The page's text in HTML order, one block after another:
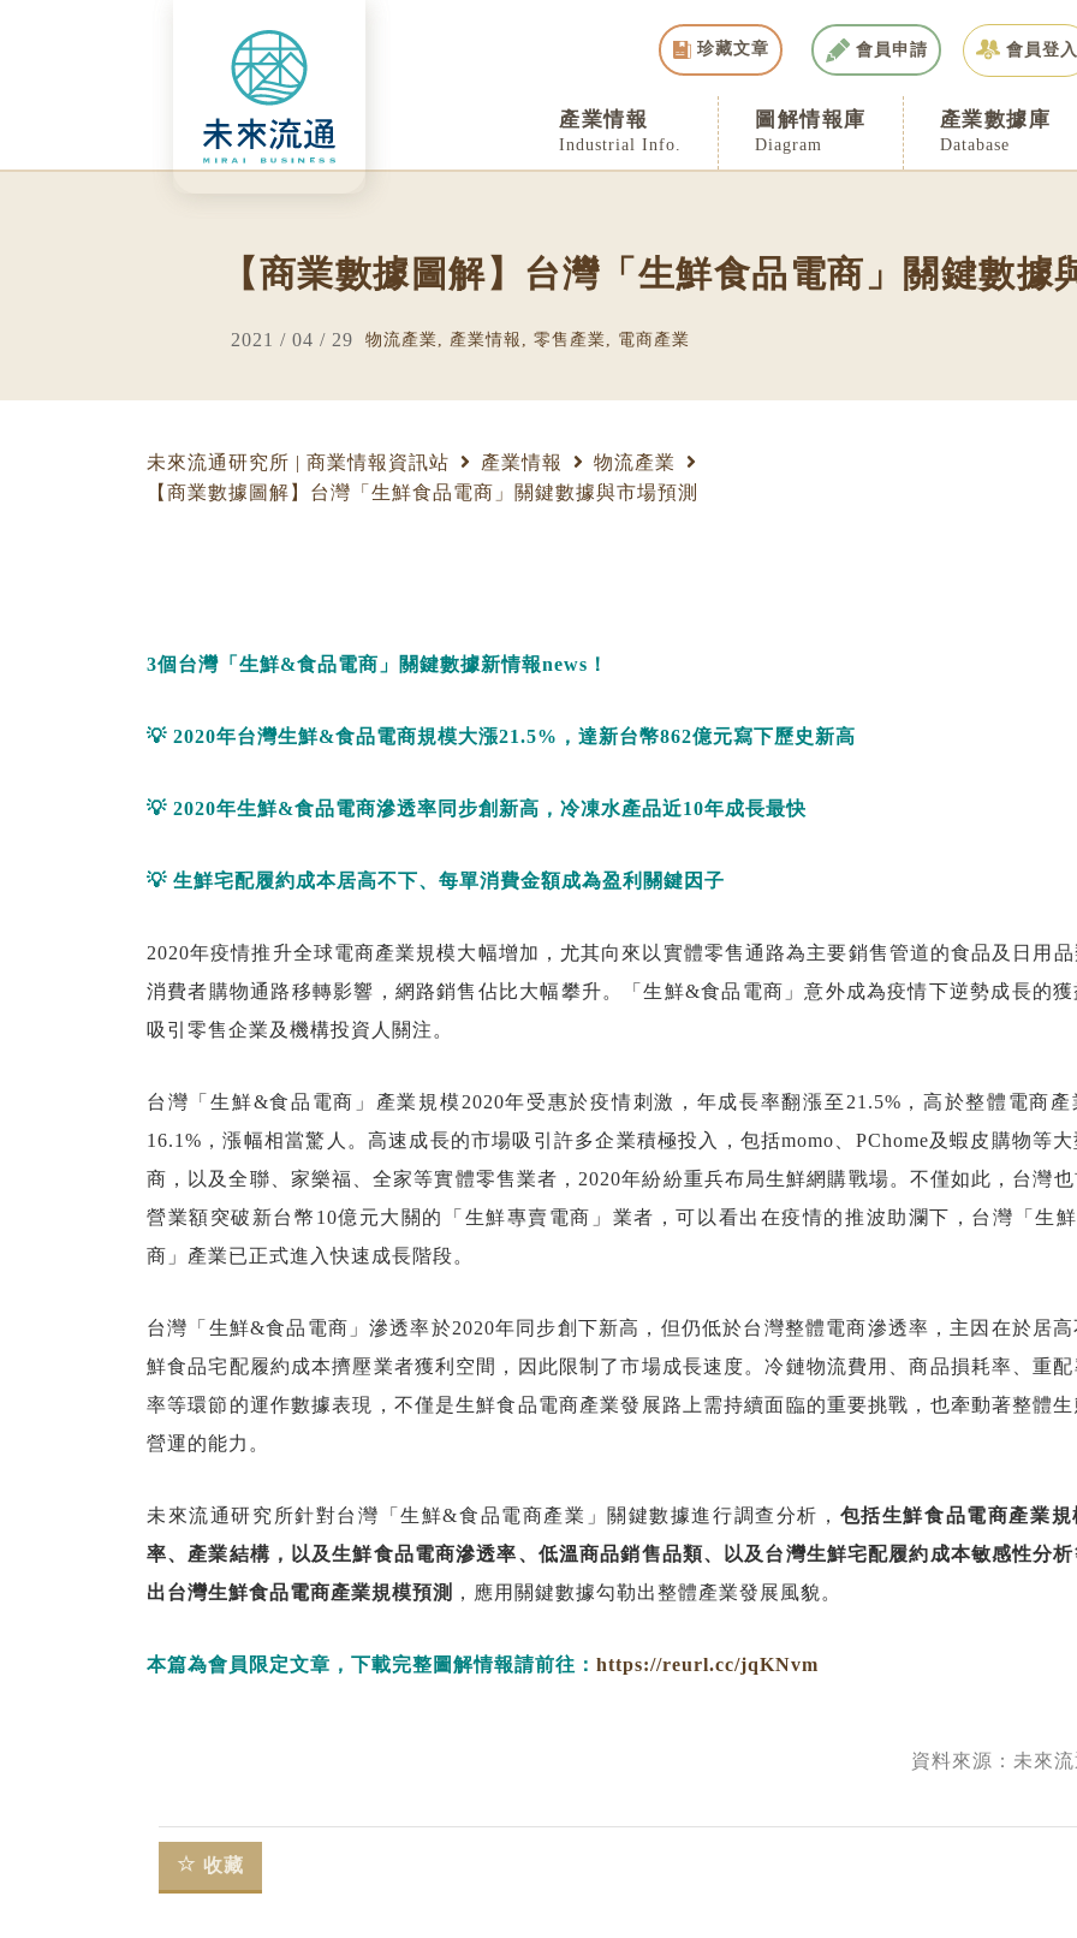
珍藏文章 會員申請 會員登
產業情報
Industrial Info.
圖解情報庫
Diagram
產業數據庫
Database
【商業數據圖解】台灣「生鮮食品電商」關鍵數據
2021 / 04 / 29 物流產業 產業情報 零售產業 電商產業
未來流通研究所 | 商業情報資訊站 產業情報
物流產業
【商業數據圖解】台灣「生鮮食品電商」關鍵數據與市場預測
3個台灣「生鮮&食品電商」關鍵數據新情報news ！
💡 2020年台灣生鮮&食品電商規模大漲21.5% ，達新台幣862億元寫下歷史新高
💡 2020年生鮮&食品電商滲透率 同步創新高，冷凍水產品近10年成長最快
💡 生鮮宅配履約成本居高不下、每單消費金額成為盈利關鍵因子
2020年疫情推升全球電商產業規模大幅增加，尤其向來以實體零售通路為主要銷售管道的食品及日用
消費者購物通路移轉影響，網路銷售佔比大幅攀升。「生鮮&食品電商」意外成為疫情下逆勢成長的
吸引零售企業及機構投資人關注。
台灣「生鮮&食品電商」產業規模2020年受惠於疫情刺激，年成長率翻漲至21.5%，高於整體電商產
16.1%，漲幅相當驚人。高速成長的市場吸引許多企業積極投入，包括momo、PChome及蝦皮購物等
商，以及全聯、家樂福、全家等實體零售業者，2020年紛紛重兵布局生鮮網購戰場。不僅如此，台灣
營業額突破新台幣10億元大關的「生鮮專賣電商」業者，可以看出在疫情的推波助瀾下，台灣「生
商」產業已正式進入快速成長階段。
台灣「生鮮&食品電商」滲透率於2020年同步創下新高，但仍低於台灣整體電商滲透率，主因在於居
鮮食品宅配履約成本擠壓業者獲利空間，因此限制了市場成長速度。冷鏈物流費用、商品損耗率、重
率等環節的運作數據表現，不僅是生鮮食品電商產業發展路上需持續面臨的重要挑戰，也牽動著整體
營運的能力。
未來流通研究所針對台灣「生鮮&食品電商產業」關鍵數據進行調查分析， 包括生鮮食品電商產業
率、產業結構，以及生鮮食品電商滲透率、低溫商品銷售品類、以及台灣生鮮宅配履約成本敏感性分
出台灣生鮮食品電商產業規模預測
，應用關鍵數據勾勒出整體產業發展風貌。
本篇為會員限定文章，下載完整圖解情報請前往： https://reurl.cc/jqKNvm
資料來源： 未來
收藏